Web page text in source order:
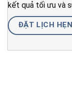
kết quả tối ưu và
ĐẶT LỊCH HẸN